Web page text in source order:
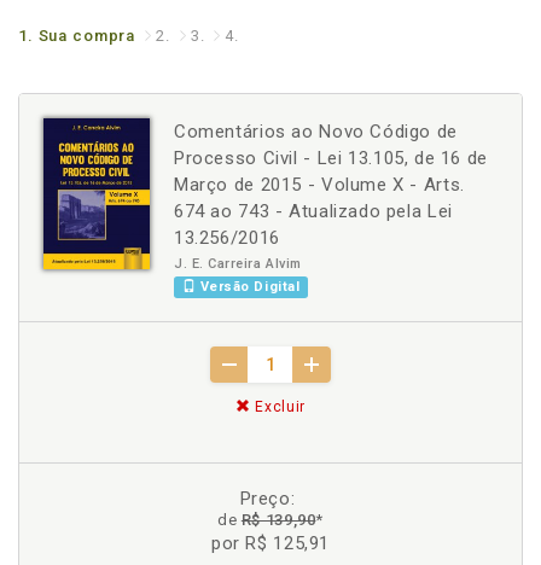
1. Sua compra 2. 3. 4.
Comentários ao Novo Código de
Processo Civil - Lei 13.105, de 16 de
Março de 2015 - Volume X - Arts.
674 ao 743 - Atualizado pela Lei
13.256/2016
J. E. Carreira Alvim
Versão Digital
Excluir
Preço:
deR$ 139,90*
por R$ 125,91